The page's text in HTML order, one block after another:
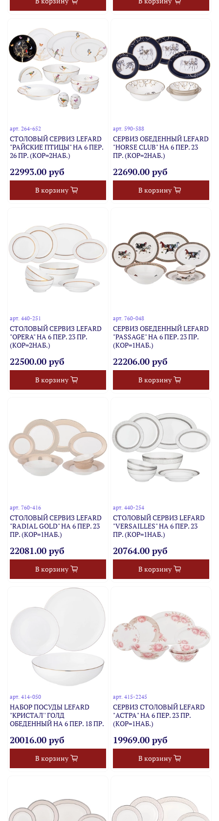
арт.264-652
СТОЛОВЫЙ СЕРВИЗ LEFARD
"РАЙСКИЕ ПТИЦЫ" НА 6 ПЕР.
26 ПР. (КОР=2НАБ.)
22993.00 руб
В корзину
арт. 590-588
СЕРВИЗ ОБЕДЕННЫЙ LEFARD
"HORSE CLUB" НА 6 ПЕР. 23
ПР. (КОР=2НАБ.)
22690.00 руб
В корзину
арт.440-251
СТОЛОВЫЙ СЕРВИЗ LEFARD
"OPERA" НА 6 ПЕР. 23 ПР.
(КОР=2НАБ.)
22500.00 руб
В корзину
арт. 760-048
СЕРВИЗ ОБЕДЕННЫЙ LEFARD
"PASSAGE" НА 6 ПЕР. 23 ПР.
(КОР=1НАБ.)
22206.00 руб
В корзину
арт.760-416
СТОЛОВЫЙ СЕРВИЗ LEFARD
"RADIAL GOLD" НА 6 ПЕР. 23
ПР. (КОР=1НАБ.)
22081.00 руб
В корзину
арт. 440-254
СТОЛОВЫЙ СЕРВИЗ LEFARD
"VERSAILLES" НА 6 ПЕР. 23
ПР. (КОР=1НАБ.)
20764.00 руб
В корзину
арт.414-050
НАБОР ПОСУДЫ LEFARD
"КРИСТАЛ'' ГОЛД
ОБЕДЕННЫЙ НА 6 ПЕР. 18 ПР.
20016.00 руб
В корзину
арт. 415-2245
СЕРВИЗ СТОЛОВЫЙ LEFARD
"АСТРА" НА 6 ПЕР. 23 ПР.
(КОР=1НАБ.)
19969.00 руб
В корзину